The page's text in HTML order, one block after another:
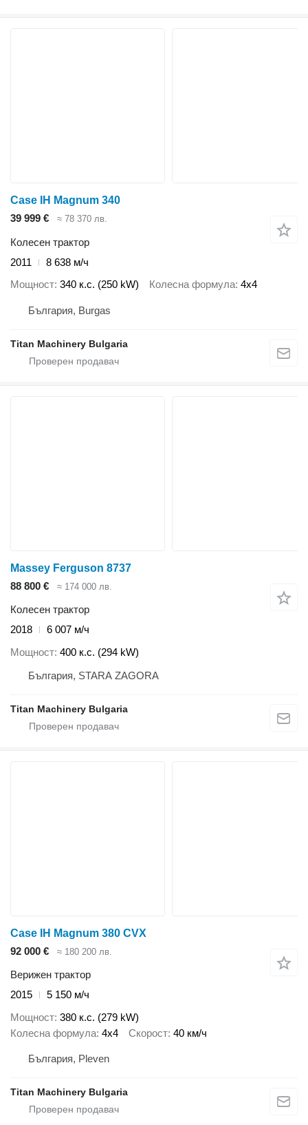
Case IH Magnum 340
39 999 €
≈ 78 370 лв.
Колесен трактор
2011
8 638 м/ч
Мощност 340 к.с. (250 kW) Колесна формула 4x4
България, Burgas
Titan Machinery Bulgaria
Massey Ferguson 8737
88 800 €
≈ 174 000 лв.
Колесен трактор
2018
6 007 м/ч
Мощност 400 к.с. (294 kW)
България, STARA ZAGORA
Titan Machinery Bulgaria
Case IH Magnum 380 CVX
92 000 €
≈ 180 200 лв.
Верижен трактор
2015
5 150 м/ч
Мощност 380 к.с. (279 kW)
Колесна формула 4x4 Скорост 40 км/ч
България, Pleven
Titan Machinery Bulgaria